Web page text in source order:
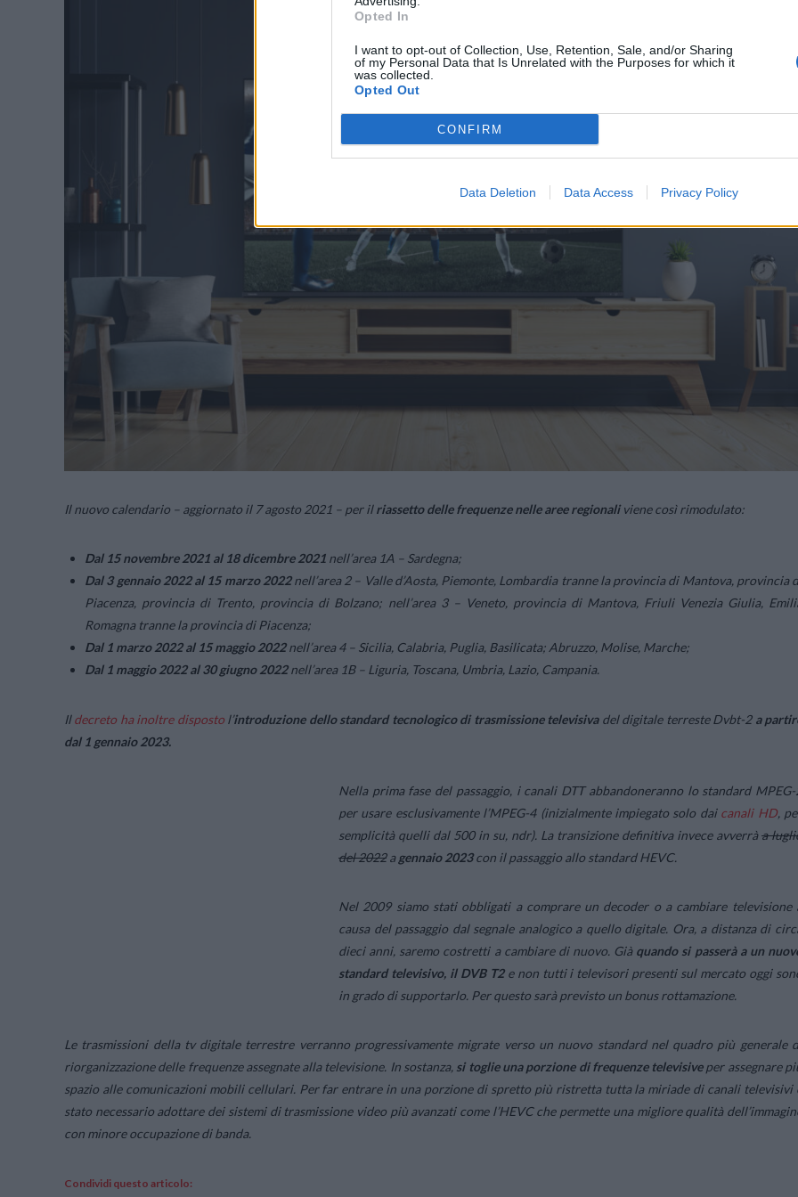
Opted In
I want to opt-out of Collection, Use, Retention, Sale, and/or Sharing
of my Personal Data that Is Unrelated with the Purposes for which it
was collected.
Opted Out
CONFIRM
Data Deletion Data Access Privacy Policy
Il nuovo calendario – aggiornato il 7 agosto 2021 – per ilriassetto delle frequenze nelle aree regionaliviene così rimodulato:
Dal 15 novembre 2021 al 18 dicembre 2021 nell’area 1A – Sardegna;
Dal 3 gennaio 2022 al 15 marzo 2022nell’area 2 – Valle d’Aosta, Piemonte, Lombardia tranne la provincia di Mantova, provincia
Piacenza, provincia di Trento, provincia di Bolzano; nell’area 3 – Veneto, provincia di Mantova, Friuli Venezia Giulia,
Romagna tranne la provincia di Piacenza;
Dal 1 marzo 2022 al 15 maggio 2022nell’area 4 – Sicilia, Calabria, Puglia, Basilicata; Abruzzo, Molise, Marche;
Dal 1 maggio 2022 al 30 giugno 2022nell’area 1B – Liguria, Toscana, Umbria, Lazio, Campania.
Ildecreto ha inoltre dispostol’introduzione dello standard tecnologico di trasmissione televisivadel digitale terreste Dvbt-2 a
dal 1 gennaio 2023.
Nella prima fase del passaggio, i canali DTT abbandoneranno lo standard MPEG-
per usare esclusivamente l’MPEG-4 (inizialmente impiegato solo dai canali HD,
semplicità quelli dal 500 in su, ndr). La transizione definitiva invece avverràa
del 2022agennaio 2023con il passaggio allo standard HEVC.
Nel 2009 siamo stati obbligati a comprare un decoder o a cambiare televisione
causa del passaggio dal segnale analogico a quello digitale. Ora, a distanza di
dieci anni, saremo costretti a cambiare di nuovo. Già quando si passerà a un
standard televisivo, il DVB T2e non tutti i televisori presenti sul mercato oggi
in grado di supportarlo. Per questo sarà previsto un bonus rottamazione.
Le trasmissioni della tv digitale terrestre verranno progressivamente migrate verso un nuovo standard nel quadro più generale
riorganizzazione delle frequenze assegnate alla televisione. In sostanza, si toglie una porzione di frequenze televisiveper assegnare
spazio alle comunicazioni mobili cellulari. Per far entrare in una porzione di spretto più ristretta tutta la miriade di canali televisivi
stato necessario adottare dei sistemi di trasmissione video più avanzati come l’HEVC che permette una migliore qualità
con minore occupazione di banda.
Condividi questo articolo: